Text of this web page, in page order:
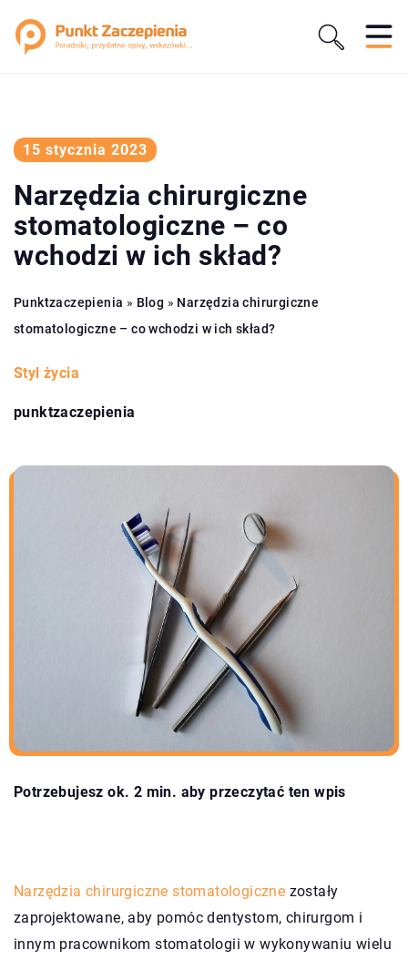
15 stycznia 2023
Narzędzia chirurgiczne
stomatologiczne – co
wchodzi w ich skład?
Punktzaczepienia » Blog » Narzędzia chirurgiczne
stomatologiczne – co wchodzi w ich skład?
Styl życia
punktzaczepienia
Potrzebujesz ok. 2 min. aby przeczytać ten wpis
Narzędzia chirurgiczne stomatologiczne zostały
zaprojektowane, aby pomóc dentystom, chirurgom i
innym pracownikom stomatologii w wykonywaniu wielu